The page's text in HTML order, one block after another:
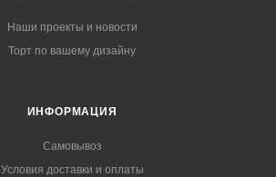
Наши проекты и новости
Торт по вашему дизайну
ИНФОРМАЦИЯ
Самовывоз
Условия доставки и оплаты